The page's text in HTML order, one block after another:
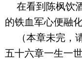
在看到陈枫饮
的铁血军心便融化
（本章未完，
五十六章一生一